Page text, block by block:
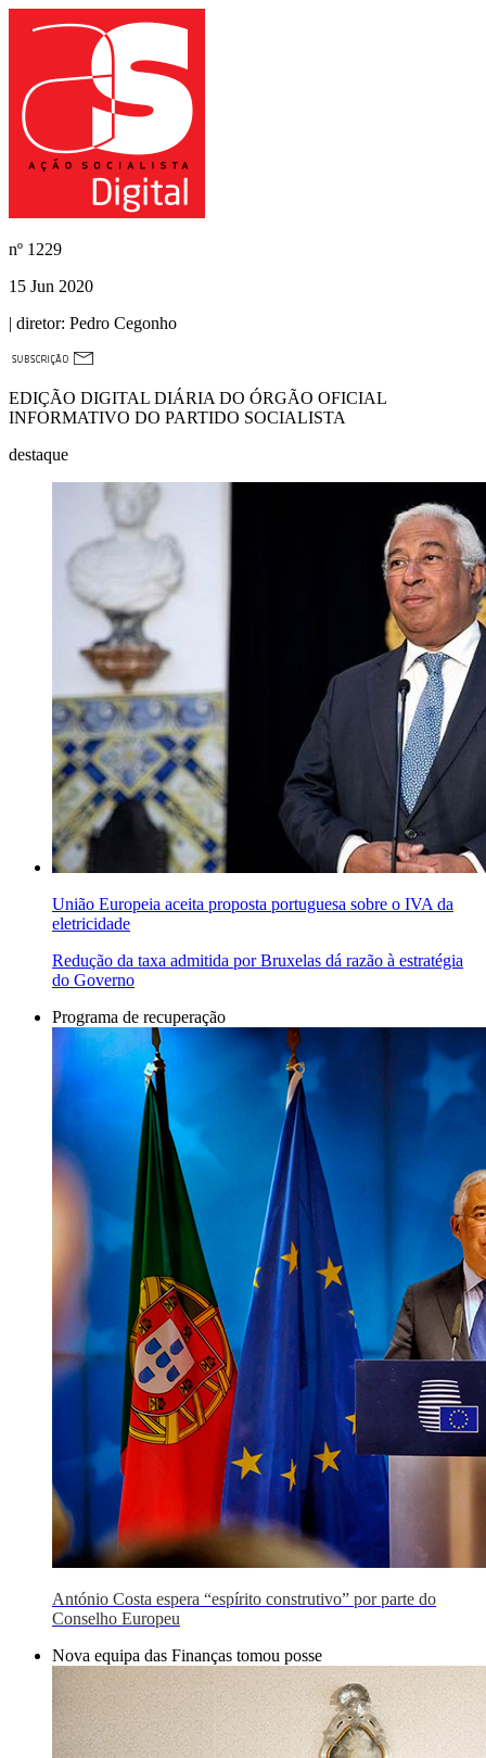
nº 1229
15 Jun 2020
| diretor: Pedro Cegonho
EDIÇÃO DIGITAL DIÁRIA DO ÓRGÃO OFICIAL
INFORMATIVO DO PARTIDO SOCIALISTA
destaque
União Europeia aceita proposta portuguesa sobre o IVA da
eletricidade
Redução da taxa admitida por Bruxelas dá razão à estratégia
do Governo
Programa de recuperação
António Costa espera “espírito construtivo” por parte do
Conselho Europeu
Nova equipa das Finanças tomou posse